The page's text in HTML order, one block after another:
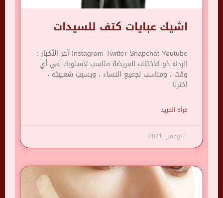
اشيك عبايات كتف للسيدات
Instagram Twitter Snapchat Youtube آخر الأخبار :
الرداء ذو ​​الأكتاف العريضة مناسب لأسلوبك في أي
وقت ، ومناسب لجميع النساء ، وبسبب شعبيته ،
اخترنا
قرأة المزيد
1 نوفمبر، 2021